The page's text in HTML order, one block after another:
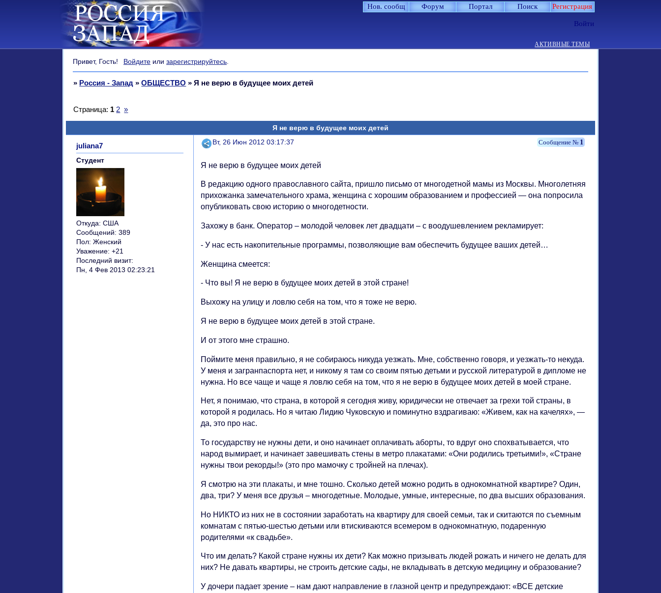
Нов. сообщ Форум Портал Поиск Регистрация
Войти
АКТИВНЫЕ ТЕМЫ
Привет, Гость! Войдите илизарегистрируйтесь.
» Россия - Запад »ОБЩЕСТВО »Я не верю в будущее моих детей
Я не верю в будущее моих детей
Страница: 1 2 »
Поделиться 1
Вт, 26 Июн 2012 03:17:37
juliana7
Студент
Откуда: США
Сообщений: 389
Пол: Женский
Уважение: +21
Последний визит:
Пн, 4 Фев 2013 02:23:21
Я не верю в будущее моих детей
В редакцию одного православного сайта, пришло письмо от многодетной мамы из Москвы. Многолетняя
прихожанка замечательного храма, женщина с хорошим образованием и профессией — она попросила
опубликовать свою историю о многодетности.
Захожу в банк. Оператор – молодой человек лет двадцати – с воодушевлением рекламирует:
- У нас есть накопительные программы, позволяющие вам обеспечить будущее ваших детей…
Женщина смеется:
- Что вы! Я не верю в будущее моих детей в этой стране!
Выхожу на улицу и ловлю себя на том, что я тоже не верю.
Я не верю в будущее моих детей в этой стране.
И от этого мне страшно.
Поймите меня правильно, я не собираюсь никуда уезжать. Мне, собственно говоря, и уезжать-то некуда.
У меня и загранпаспорта нет, и никому я там со своим пятью детьми и русской литературой в дипломе не
нужна. Но все чаще и чаще я ловлю себя на том, что я не верю в будущее моих детей в моей стране.
Нет, я понимаю, что страна, в которой я сегодня живу, юридически не отвечает за грехи той страны, в
которой я родилась. Но я читаю Лидию Чуковскую и поминутно вздрагиваю: «Живем, как на качелях», —
да, это про нас.
То государству не нужны дети, и оно начинает оплачивать аборты, то вдруг оно спохватывается, что
народ вымирает, и начинает завешивать стены в метро плакатами: «Они родились третьими!», «Стране
нужны твои рекорды!» (это про мамочку с тройней на плечах).
Я смотрю на эти плакаты, и мне тошно. Сколько детей можно родить в однокомнатной квартире? Один,
два, три? У меня все друзья – многодетные. Молодые, умные, интересные, по два высших образования.
Но НИКТО из них не в состоянии заработать на квартиру для своей семьи, так и скитаются по съемным
комнатам с пятью-шестью детьми или втискиваются всемером в однокомнатную, подаренную
родителями «к свадьбе».
Что им делать? Какой стране нужны их дети? Как можно призывать людей рожать и ничего не делать для
них? Не давать квартиры, не строить детские сады, не вкладывать в детскую медицину и образование?
У дочери падает зрение – нам дают направление в глазной центр и предупреждают: «ВСЕ детские